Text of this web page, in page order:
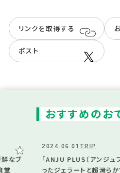
リンクを取得する
ポスト
おすすめのお
鮮なブ
堂
「ANJU PLUS（アンジュ
ったジェラートと超滑ら
2024.06.01 TRIP